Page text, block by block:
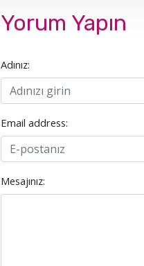
Yorum Yapın
Adınız:
Email address:
Mesajınız: